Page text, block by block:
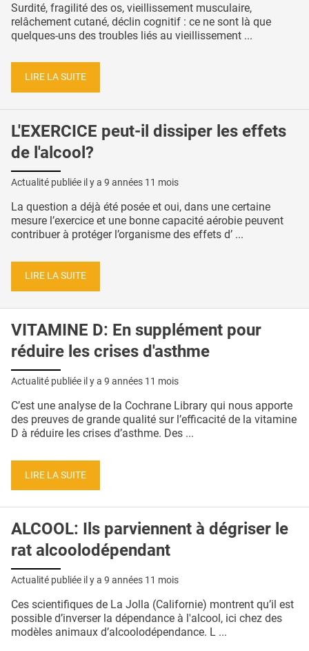
Surdité, fragilité des os, vieillissement musculaire,
relâchement cutané, déclin cognitif : ce ne sont là que
quelques-uns des troubles liés au vieillissement ...
LIRE LA SUITE
L'EXERCICE peut-il dissiper les effets
de l'alcool?
Actualité publiée il y a 9 années 11 mois
La question a déjà été posée et oui, dans une certaine
mesure l’exercice et une bonne capacité aérobie peuvent
contribuer à protéger l’organisme des effets d’ ...
LIRE LA SUITE
VITAMINE D: En supplément pour
réduire les crises d'asthme
Actualité publiée il y a 9 années 11 mois
C’est une analyse de la Cochrane Library qui nous apporte
des preuves de grande qualité sur l’efficacité de la vitamine
D à réduire les crises d’asthme. Des ...
LIRE LA SUITE
ALCOOL: Ils parviennent à dégriser le
rat alcoolodépendant
Actualité publiée il y a 9 années 11 mois
Ces scientifiques de La Jolla (Californie) montrent qu’il est
possible d’inverser la dépendance à l'alcool, ici chez des
modèles animaux d’alcoolodépendance. L ...